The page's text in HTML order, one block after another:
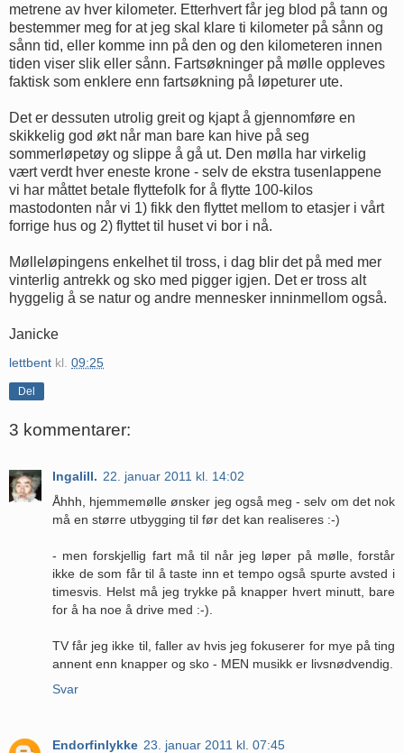
metrene av hver kilometer. Etterhvert får jeg blod på tann og
bestemmer meg for at jeg skal klare ti kilometer på sånn og
sånn tid, eller komme inn på den og den kilometeren innen
tiden viser slik eller sånn. Fartsøkninger på mølle oppleves
faktisk som enklere enn fartsøkning på løpeturer ute.
Det er dessuten utrolig greit og kjapt å gjennomføre en
skikkelig god økt når man bare kan hive på seg
sommerløpetøy og slippe å gå ut. Den mølla har virkelig
vært verdt hver eneste krone - selv de ekstra tusenlappene
vi har måttet betale flyttefolk for å flytte 100-kilos
mastodonten når vi 1) fikk den flyttet mellom to etasjer i vårt
forrige hus og 2) flyttet til huset vi bor i nå.
Mølleløpingens enkelhet til tross, i dag blir det på med mer
vinterlig antrekk og sko med pigger igjen. Det er tross alt
hyggelig å se natur og andre mennesker inninmellom også.
Janicke
lettbent kl. 09:25
Del
3 kommentarer:
Ingalill. 22. januar 2011 kl. 14:02
Åhhh, hjemmemølle ønsker jeg også meg - selv om det nok
må en større utbygging til før det kan realiseres :-)
- men forskjellig fart må til når jeg løper på mølle, forstår
ikke de som får til å taste inn et tempo også spurte avsted i
timesvis. Helst må jeg trykke på knapper hvert minutt, bare
for å ha noe å drive med :-).
TV får jeg ikke til, faller av hvis jeg fokuserer for mye på ting
annent enn knapper og sko - MEN musikk er livsnødvendig.
Svar
Endorfinlykke 23. januar 2011 kl. 07:45